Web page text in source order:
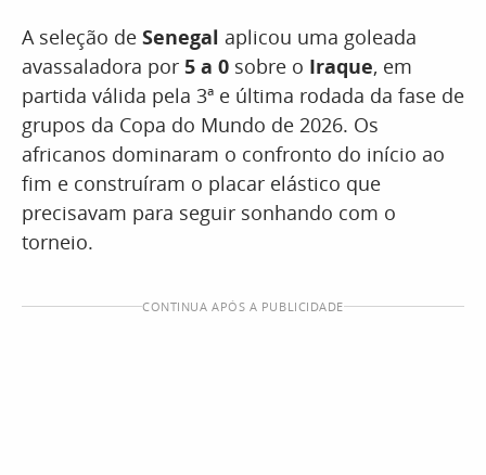
A seleção de Senegal aplicou uma goleada
avassaladora por 5 a 0 sobre o Iraque, em
partida válida pela 3ª e última rodada da fase de
grupos da Copa do Mundo de 2026. Os
africanos dominaram o confronto do início ao
fim e construíram o placar elástico que
precisavam para seguir sonhando com o
torneio.
CONTINUA APÓS A PUBLICIDADE